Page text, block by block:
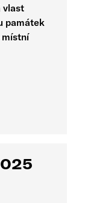
vlast
památek
místní